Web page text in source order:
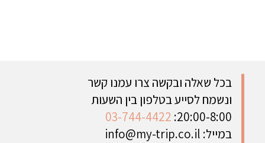
בכל שאלה ובקשה צרו עמנו קשר
ונשמח לסייע בטלפון בין השעות
20:00-8:00:
03-744-4422
במייל: info@my-trip.co.il